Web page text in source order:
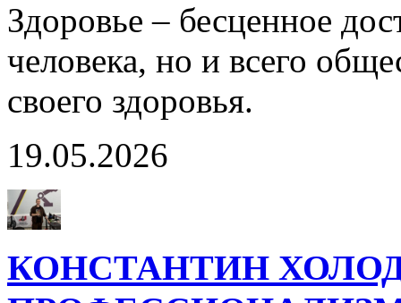
Здоровье – бесценное
человека, но и всего
своего здоровья.
19.05.2026
КОНСТАНТИН